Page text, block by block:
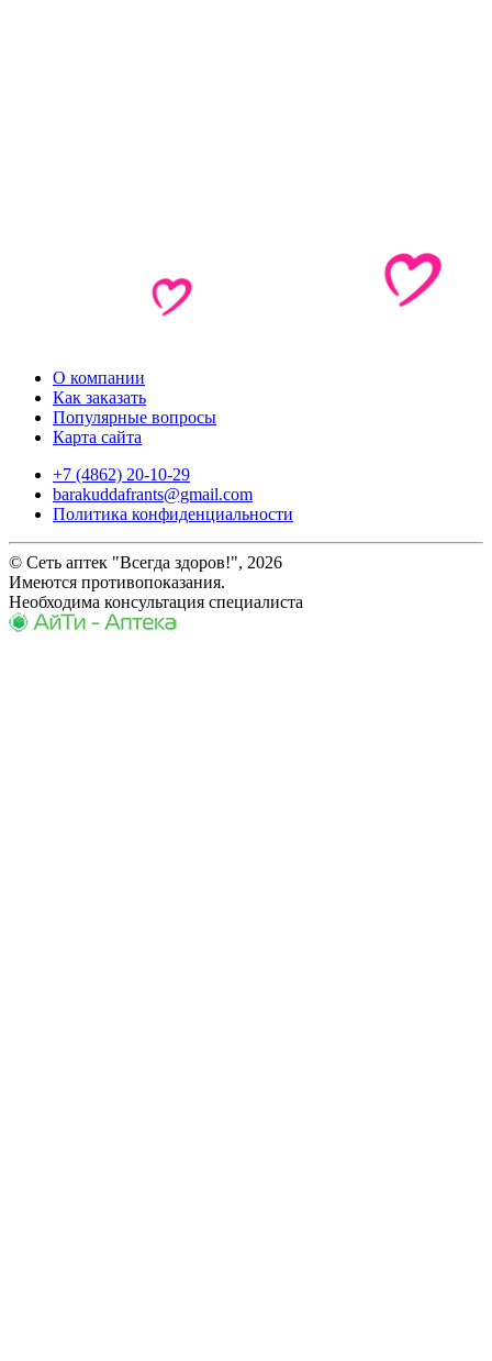
О компании
Как заказать
Популярные вопросы
Карта сайта
+7 (4862) 20-10-29
barakuddafrants@gmail.com
Политика конфиденциальности
© Сеть аптек "Всегда здоров!", 2026
Имеются противопоказания.
Необходима консультация специалиста